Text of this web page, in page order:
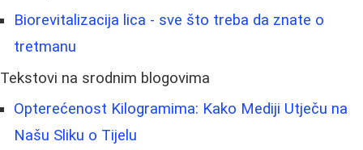
Biorevitalizacija lica - sve što treba da znate o
tretmanu
Tekstovi na srodnim blogovima
Opterećenost Kilogramima: Kako Mediji Utječu na
Našu Sliku o Tijelu